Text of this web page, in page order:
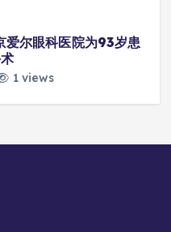
尔眼科医院为93岁患
1 views